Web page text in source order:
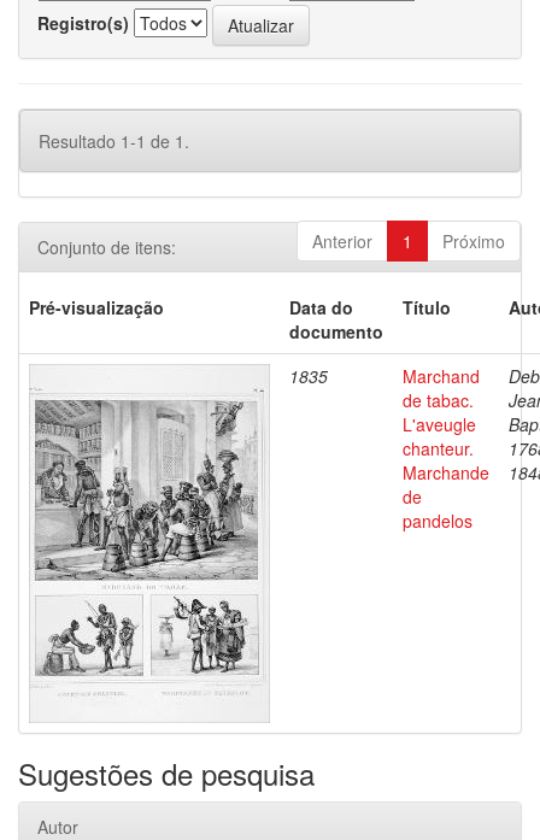
Registro(s)
Resultado 1-1 de 1.
Anterior 1 Próximo
Conjunto de itens:
Pré-visualização
Data do
documento
Título
1835
Marchand
de tabac.
L'aveugle
chanteur.
Marchande
de
pandelos
Sugestões de pesquisa
Autor